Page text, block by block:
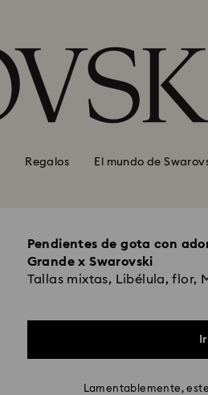
Regalos El mundo de
Pendientes de gota con
Grande x Swarovski
Tallas mixtas, Libélula, flor,
Lamentablemente,